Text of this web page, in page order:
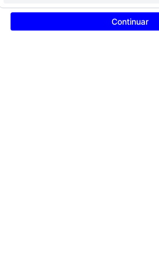
Continuar